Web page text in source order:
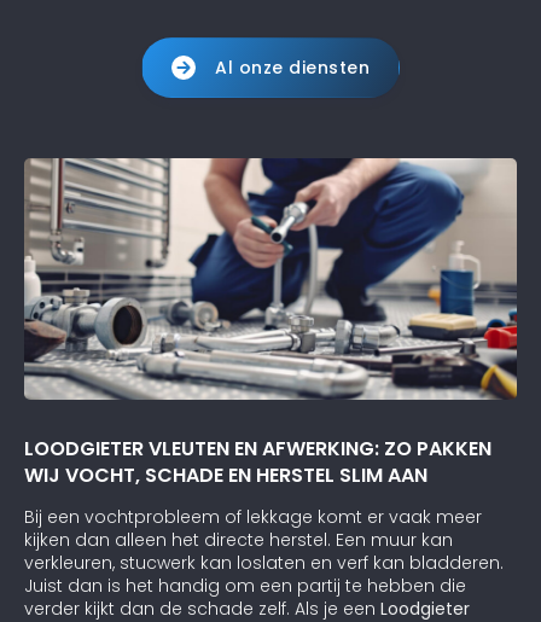
Al onze diensten
LOODGIETER VLEUTEN EN AFWERKING: ZO PAKKEN
WIJ VOCHT, SCHADE EN HERSTEL SLIM AAN
Bij een vochtprobleem of lekkage komt er vaak meer
kijken dan alleen het directe herstel. Een muur kan
verkleuren, stucwerk kan loslaten en verf kan bladderen.
Juist dan is het handig om een partij te hebben die
verder kijkt dan de schade zelf. Als je een Loodgieter